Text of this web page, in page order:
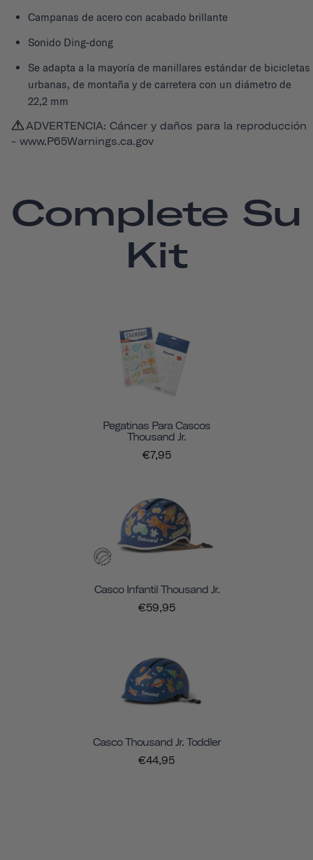
Campanas de acero con acabado brillante
Sonido Ding-dong
Se adapta a la mayoría de manillares estándar de bicicletas
urbanas, de montaña y de carretera con un diámetro de
22,2 mm
ADVERTENCIA: Cáncer y daños para la reproducción
- www.P65Warnings.ca.gov
Complete Su
Kit
Pegatinas Para Cascos
Thousand Jr.
€7,95
Casco Infantil Thousand Jr.
€59,95
Casco Thousand Jr. Toddler
€44,95